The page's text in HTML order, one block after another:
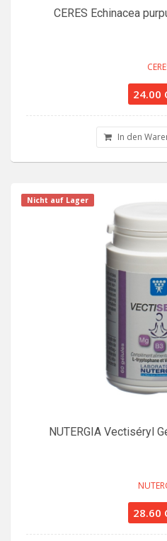
CERES Echinacea
24.00
In den
Nicht auf Lager
NUTERGIA Vectiséryl
28.60